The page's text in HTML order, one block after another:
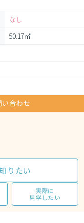
なし
50.17㎡
合わせ
りたい
実際に
見学したい